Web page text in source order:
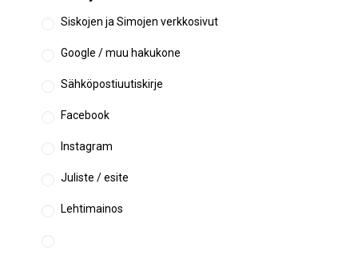
Siskojen ja Simojen verkkosivut
Google / muu hakukone
Sähköpostiuutiskirje
Facebook
Instagram
Juliste / esite
Lehtimainos